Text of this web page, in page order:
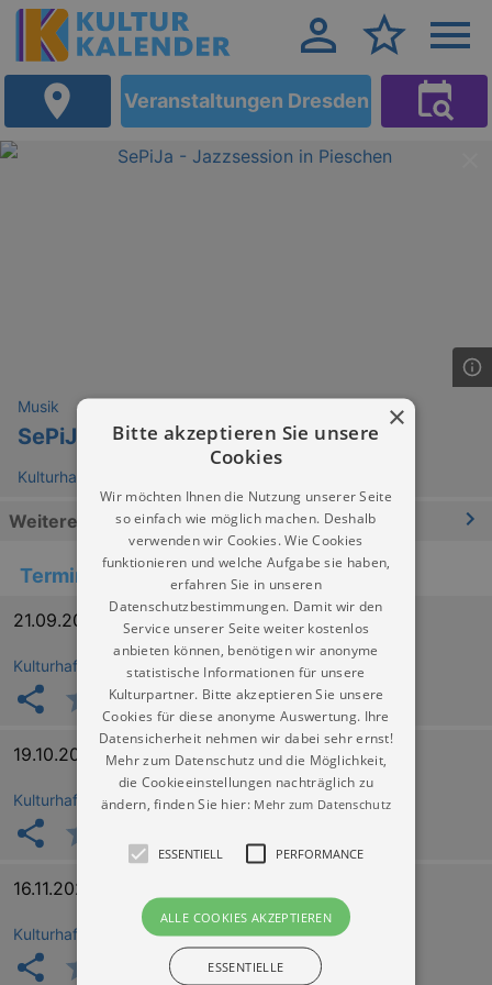
Veranstaltungen Dresden
Musik
SePiJa - Jazzsession in Pieschen
Kulturhafen Dresden
Weitere Informationen
Termine
21.09.2026 19:30
Kulturhafen Dresden
19.10.2026 19:30
Kulturhafen Dresden
16.11.2026 19:30
Kulturhafen Dresden
×
Bitte akzeptieren Sie unsere
Cookies
Wir möchten Ihnen die Nutzung unserer Seite
so einfach wie möglich machen. Deshalb
verwenden wir Cookies. Wie Cookies
funktionieren und welche Aufgabe sie haben,
erfahren Sie in unseren
Datenschutzbestimmungen. Damit wir den
Service unserer Seite weiter kostenlos
anbieten können, benötigen wir anonyme
statistische Informationen für unsere
Kulturpartner. Bitte akzeptieren Sie unsere
Cookies für diese anonyme Auswertung. Ihre
Datensicherheit nehmen wir dabei sehr ernst!
Mehr zum Datenschutz und die Möglichkeit,
die Cookieeinstellungen nachträglich zu
ändern, finden Sie hier: Mehr zum Datenschutz
ESSENTIELL PERFORMANCE
ALLE COOKIES AKZEPTIEREN
ESSENTIELLE